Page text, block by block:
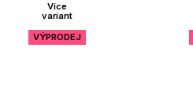
Více
variant
VÝPRODEJ